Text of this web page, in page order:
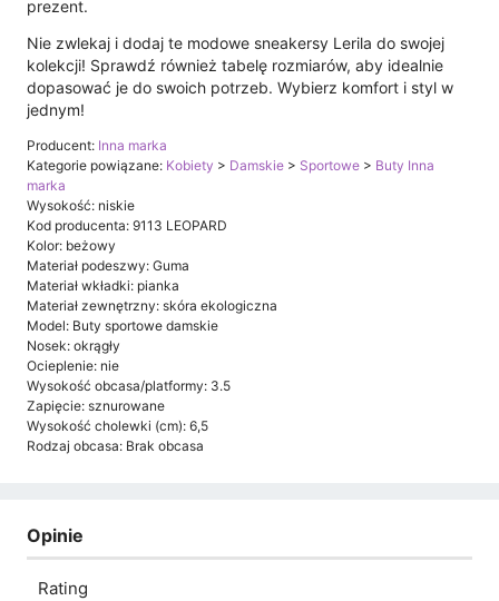
prezent.
Nie zwlekaj i dodaj te modowe sneakersy Lerila do swojej
kolekcji! Sprawdź również tabelę rozmiarów, aby idealnie
dopasować je do swoich potrzeb. Wybierz komfort i styl w
jednym!
Producent: Inna marka
Kategorie powiązane: Kobiety > Damskie > Sportowe > Buty Inna
marka
Wysokość: niskie
Kod producenta: 9113 LEOPARD
Kolor: beżowy
Materiał podeszwy: Guma
Materiał wkładki: pianka
Materiał zewnętrzny: skóra ekologiczna
Model: Buty sportowe damskie
Nosek: okrągły
Ocieplenie: nie
Wysokość obcasa/platformy: 3.5
Zapięcie: sznurowane
Wysokość cholewki (cm): 6,5
Rodzaj obcasa: Brak obcasa
Opinie
Rating